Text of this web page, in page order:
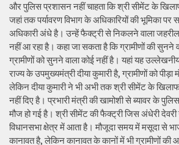
और पुलिस प्रशासन नहीं चाहता कि श्री सीमेंट के
जहां तक पर्यावरण विभाग के अधिकारियों की भूमिका पर
अधिकारी अंधे है। उन्हें फैक्ट्री से निकलने वाला
नहीं आ रहा है। कहा जा सकता है कि ग्रामीणों की सुनने
ग्रामीणों को सुनने वाला कोई नहीं है। यहां यह उल्लेखनीय
राज्य के उपमुख्यमंत्री दीया कुमारी है, ग्रामीणों को
लेकिन दीया कुमारी ने भी अभी तक श्री सीमेंट के खिलाफ
नहीं दिए है। प्रभारी मंत्री की खामोशी से ब्यावर के
मौज हो गई है। श्री सीमेंट की फैक्ट्री जिस अंधेरी देवरी
विधानसभा क्षेत्र में आता है। मौजूदा समय में मसूदा से
कानावत है, लेकिन कानावत के कानों में भी ग्रामीणों की